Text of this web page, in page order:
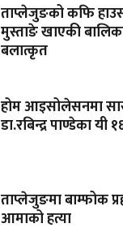
ताप्लेजुङको कफि
मुस्ताङे खाएकी
बलात्कृत
होम आइसोलेसनमा
डा.रबिन्द्र पाण्डेका
ताप्लेजुङमा बाम्फोक
आमाको हत्या